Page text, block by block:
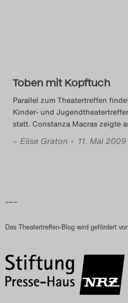
2015
Das
Das
Das
2018
Das
Toben mit Kopftuch
Parallel zum Theatertreffen
Kinder- und
statt. Constanza Macras zeigte
– Elise Graton • 11. Mai 2009
–––
Das Theatertreffen-Blog wird gefördert